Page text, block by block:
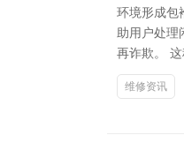
环境形成包
助用户处理
再诈欺。
维修资讯